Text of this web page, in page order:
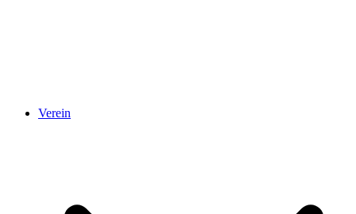
Verein